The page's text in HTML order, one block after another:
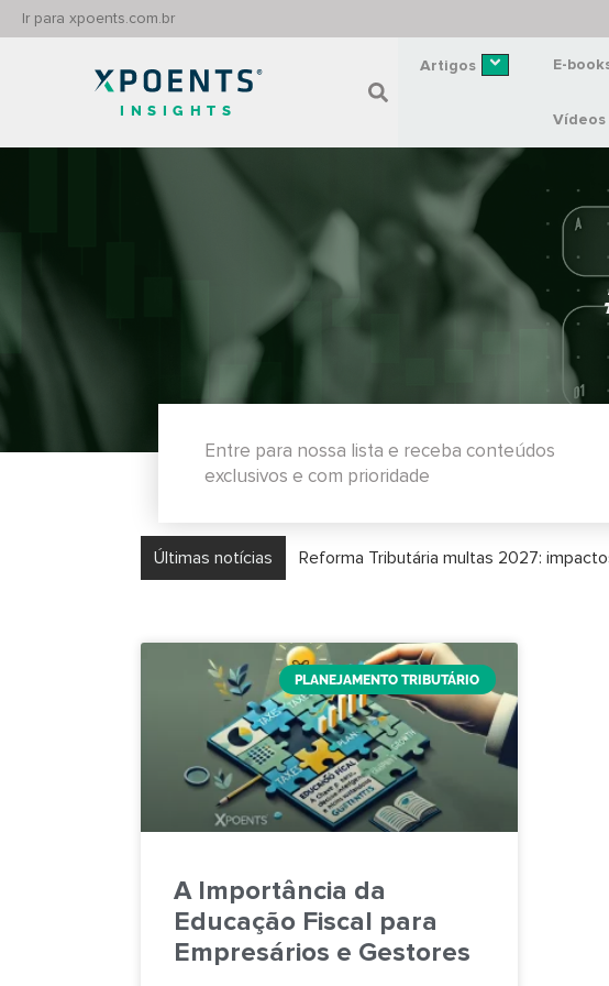
Ir para xpoents.com.br
INSIGHTS
Artigos E-
Vídeos
Entre para nossa lista e receba conteúdos
exclusivos e com prioridade
Últimas notícias
PLANEJAMENTO TRIBUTÁRIO
A Importância da
Educação Fiscal para
Empresários e Gestores